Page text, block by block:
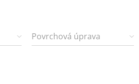
Povrchová úprava